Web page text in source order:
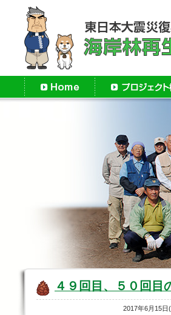
４９回目、５０回目
2017年6月15日